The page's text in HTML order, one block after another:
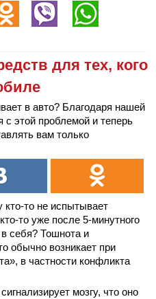
для тех, кого
в авто? Благодаря нашей
с этой проблемой и теперь
вам только
кто-то не испытывает
то уже после 5-минутного
себя? Тошнота и
обычно возникает при
в частности конфликта
мозгу, что оно